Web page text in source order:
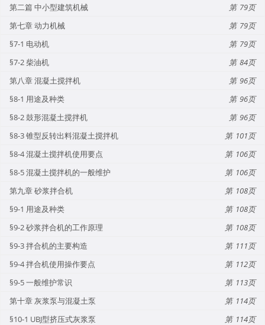
第二篇 中小型建筑机械
79
第七章 动力机械
79
§7-1 电动机
79
§7-2 柴油机
84
第八章 混凝土搅拌机
96
§8-1 用途及种类
96
§8-2 鼓形混凝土搅拌机
96
§8-3 锥型反转出料混凝土搅拌机
101
§8-4 混凝土搅拌机使用要点
106
§8-5 混凝土搅拌机的一般维护
106
第九章 砂浆拌合机
108
§9-1 用途及种类
108
§9-2 砂浆拌合机的工作原理
108
§9-3 拌合机的主要构造
111
§9-4 拌合机使用操作要点
112
§9-5 一般维护常识
113
第十章 灰浆泵与混凝土泵
114
§10-1 UBJ型挤压式灰浆泵
114